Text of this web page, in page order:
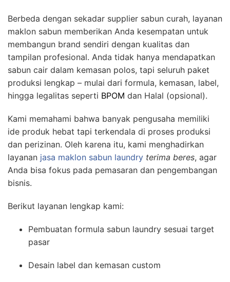
Berbeda dengan sekadar supplier sabun curah, layanan
maklon sabun memberikan Anda kesempatan untuk
membangun brand sendiri dengan kualitas dan
tampilan profesional. Anda tidak hanya mendapatkan
sabun cair dalam kemasan polos, tapi seluruh paket
produksi lengkap – mulai dari formula, kemasan, label,
hingga legalitas seperti BPOM dan Halal (opsional).
Kami memahami bahwa banyak pengusaha memiliki
ide produk hebat tapi terkendala di proses produksi
dan perizinan. Oleh karena itu, kami menghadirkan
layanan jasa maklon sabun laundry terima beres, agar
Anda bisa fokus pada pemasaran dan pengembangan
bisnis.
Berikut layanan lengkap kami:
Pembuatan formula sabun laundry sesuai target
pasar
Desain label dan kemasan custom